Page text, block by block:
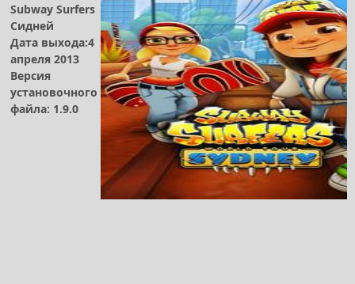
Subway Surfers
Сидней
Дата выхода:4
апреля 2013
Версия
установочного
файла: 1.9.0